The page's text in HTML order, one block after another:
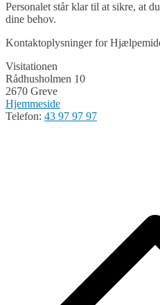
Personalet står klar til at sikre, at
dine behov.
Kontaktoplysninger for
Visitationen
Rådhusholmen 10
2670 Greve
Hjemmeside
Telefon: 43 97 97 97